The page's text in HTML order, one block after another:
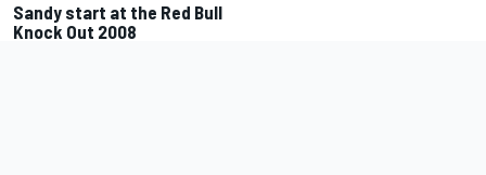
Sandy start at the Red Bull
Knock Out 2008